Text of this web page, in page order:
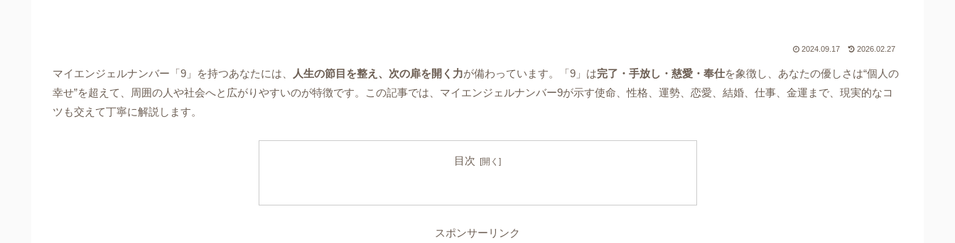
2024.09.17 2026.02.27
マイエンジェルナンバー「9」を持つあなたには、 人生の節目を整え、次の扉を開く力が備わっています。「9」は完了・手放し・慈愛・奉仕を象徴し、あなたの優しさは“個人の
幸せ”を超えて、周囲の人や社会へと広がりやすいのが特徴です。この記事では、マイエンジェルナンバー9が示す使命、性格、運勢、恋愛、結婚、仕事、金運まで、現実的なコ
ツも交えて丁寧に解説します。
目次
スポンサーリンク